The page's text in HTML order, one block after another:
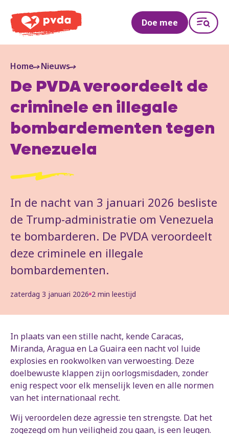
PVDA
Doe mee
Home Nieuws
De PVDA veroordeelt de
criminele en illegale
bombardementen tegen
Venezuela
In de nacht van 3 januari 2026 besliste
de Trump-administratie om Venezuela
te bombarderen. De PVDA veroordeelt
deze criminele en illegale
bombardementen.
zaterdag 3 januari 2026 2 min leestijd
In plaats van een stille nacht, kende Caracas,
Miranda, Aragua en La Guaira een nacht vol luide
explosies en rookwolken van verwoesting. Deze
doelbewuste klappen zijn oorlogsmisdaden, zonder
enig respect voor elk menselijk leven en alle normen
van het internationaal recht.
Wij veroordelen deze agressie ten strengste. Dat het
zogezegd om hun veiligheid zou gaan, is een leugen.